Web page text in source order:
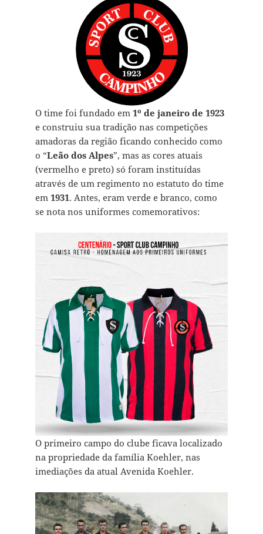
O time foi fundado em 1º de janeiro de 1923
e construiu sua tradição nas competições
amadoras da região ficando conhecido como
o “Leão dos Alpes”, mas as cores atuais
(vermelho e preto) só foram instituídas
através de um regimento no estatuto do time
em 1931. Antes, eram verde e branco, como
se nota nos uniformes comemorativos:
O primeiro campo do clube ficava localizado
na propriedade da família Koehler, nas
imediações da atual Avenida Koehler.